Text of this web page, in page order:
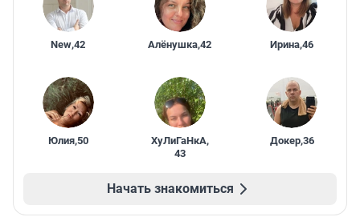
New,42 Алёнушка,42 Ирина,46
Юлия,50 ХуЛиГаНкА,
43
Докер,36
Начать знакомиться